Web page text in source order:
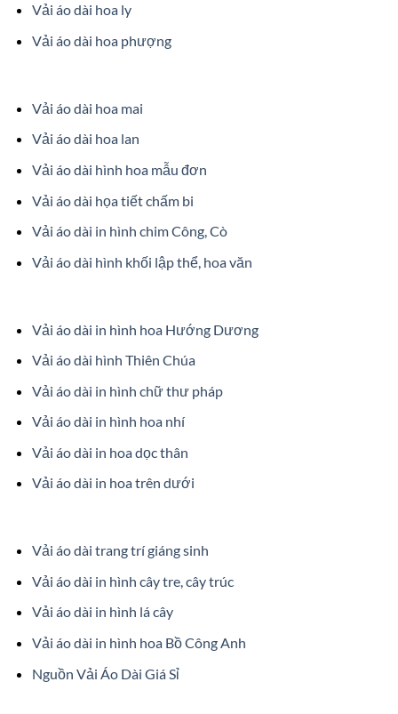
Vải áo dài hoa ly
Vải áo dài hoa phượng
Vải áo dài hoa mai
Vải áo dài hoa lan
Vải áo dài hình hoa mẫu đơn
Vải áo dài họa tiết chấm bi
Vải áo dài in hình chim Công, Cò
Vải áo dài hình khối lập thể, hoa văn
Vải áo dài in hình hoa Hướng Dương
Vải áo dài hình Thiên Chúa
Vải áo dài in hình chữ thư pháp
Vải áo dài in hình hoa nhí
Vải áo dài in hoa dọc thân
Vải áo dài in hoa trên dưới
Vải áo dài trang trí giáng sinh
Vải áo dài in hình cây tre, cây trúc
Vải áo dài in hình lá cây
Vải áo dài in hình hoa Bồ Công Anh
Nguồn Vải Áo Dài Giá Sỉ